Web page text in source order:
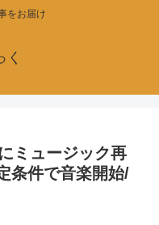
をお届け
く
ミュージック再
条件で音楽開始/